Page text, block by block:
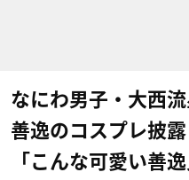
なにわ男子・大西
善逸のコスプレ披
「こんな可愛い善